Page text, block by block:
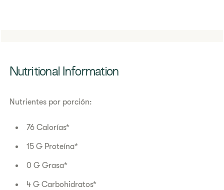
​​Nutritional Information​
Nutrientes por porción:
76 Calorías*
15 G Proteína*
0 G Grasa*
4 G Carbohidratos*